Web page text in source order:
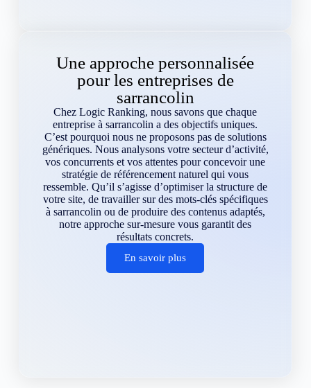
Une approche personnalisée
pour les entreprises de
sarrancolin
Chez Logic Ranking, nous savons que chaque
entreprise à sarrancolin a des objectifs uniques.
C’est pourquoi nous ne proposons pas de solutions
génériques. Nous analysons votre secteur d’activité,
vos concurrents et vos attentes pour concevoir une
stratégie de référencement naturel qui vous
ressemble. Qu’il s’agisse d’optimiser la structure de
votre site, de travailler sur des mots-clés spécifiques
à sarrancolin ou de produire des contenus adaptés,
notre approche sur-mesure vous garantit des
résultats concrets.
En savoir plus